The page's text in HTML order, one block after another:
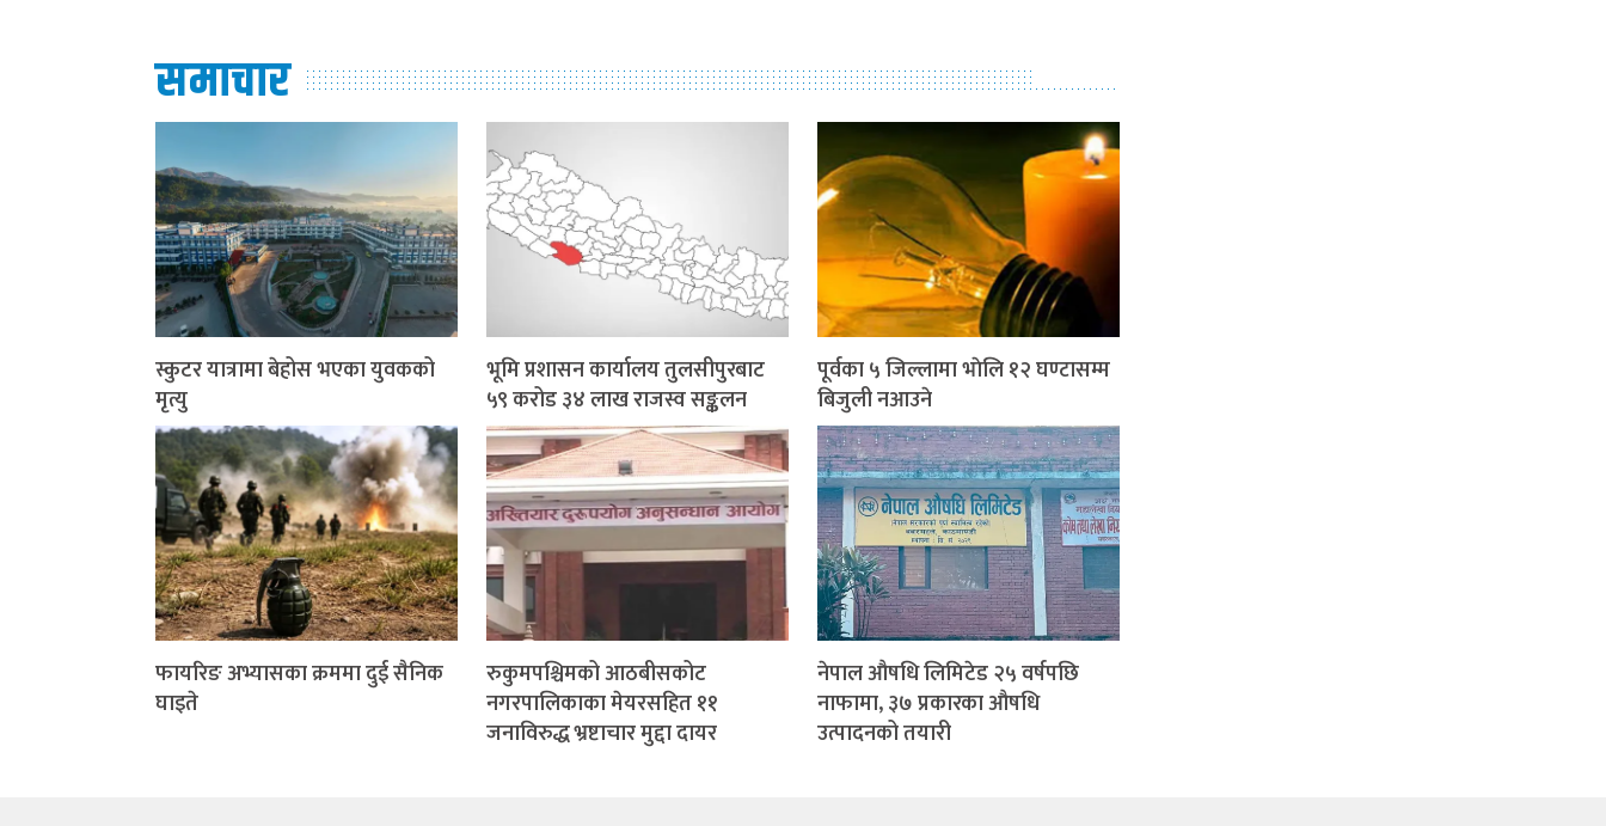
समाचार
स्कुटर यात्रामा बेहोस भएका युवकको
मृत्यु
भूमि प्रशासन कार्यालय तुलसीपुरबाट
५९ करोड ३४ लाख राजस्व सङ्कलन
पूर्वका ५ जिल्लामा भाेलि १२ घण्टासम्म
बिजुली नआउने
फायरिङ अभ्यासका क्रममा दुई सैनिक
घाइते
रुकुमपश्चिमको आठबीसकोट
नगरपालिकाका मेयरसहित ११
जनाविरुद्ध भ्रष्टाचार मुद्दा दायर
नेपाल औषधि लिमिटेड २५ वर्षपछि
नाफामा, ३७ प्रकारका औषधि
उत्पादनको तयारी